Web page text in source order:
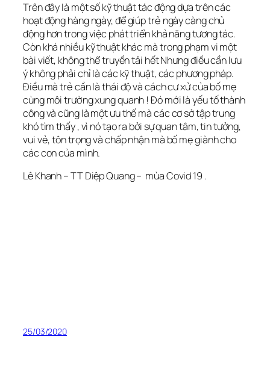
Trên đây là một số kỹ thuật tác động dựa trên các
hoạt động hàng ngày, để giúp trẻ ngày càng chủ
động hơn trong việc phát triển khả năng tương tác.
Còn khá nhiều kỹ thuật khác mà trong phạm vi một
bài viết, không thể truyền tải hết Nhưng điều cần lưu
ý không phải chỉ là các kỹ thuật, các phương pháp.
Điều mà trẻ cần là thái độ và cách cư xử của bố mẹ
cùng môi trường xung quanh ! Đó mới là yếu tố thành
công và cũng là một ưu thế mà các cơ sở tập trung
khó tìm thấy , vì nó tạo ra bởi sự quan tâm, tin tưởng,
vui vẻ, tôn trọng và chấp nhận mà bố mẹ giành cho
các con của mình.
Lê Khanh – TT Diệp Quang – mùa Covid 19 .
25/03/2020